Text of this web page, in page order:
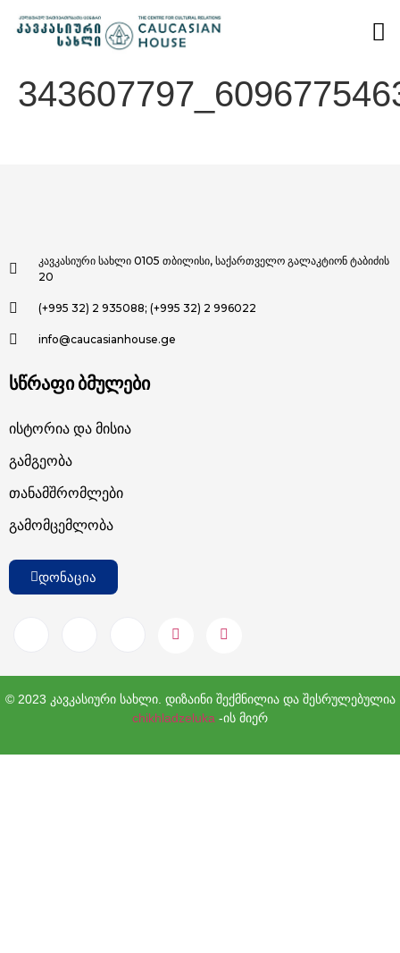
კავკასიური სახლი 0105 თბილისი, საქართველო გალაკტიონ ტაბიძის
20
(+995 32) 2 935088; (+995 32) 2 996022
info@caucasianhouse.ge
სწრაფი ბმულები
Ისტორია Და Მისია
Გამგეობა
Თანამშრომლები
Გამომცემლობა
დონაცია
© 2023 კავკასიური სახლი. დიზაინი შექმნილია და შესრულებულია
chikhladzeluka -ის მიერ